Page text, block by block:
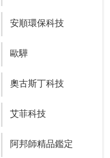
安順環保科技
歐驊
奧古斯丁科技
艾菲科技
阿邦師精品鑑定